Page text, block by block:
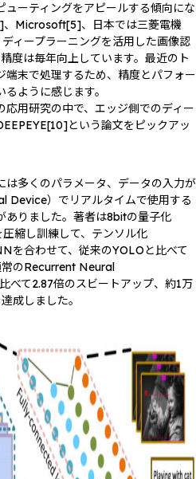
ーティングをアピールする傾向にな
Microsoft[5]、日本では三菱電機
ィープラーニングを活用した画像認
度は毎年向上しています。最近のト
端末で処理するため、精度とパフォー
ように感じます。
用研究の中で、エッジ側でのディー
という論文をピックアッ
は多くのパラメータ、データの入力が
Device）でリアルタイムで使用する
ありました。著者は8bitの量子化
縮し訓練して、テンソル化
を合わせて、従来のYOLOと比べて
のRecurrent Neural
て2.87倍のスビートアップ、約1万
成しました。